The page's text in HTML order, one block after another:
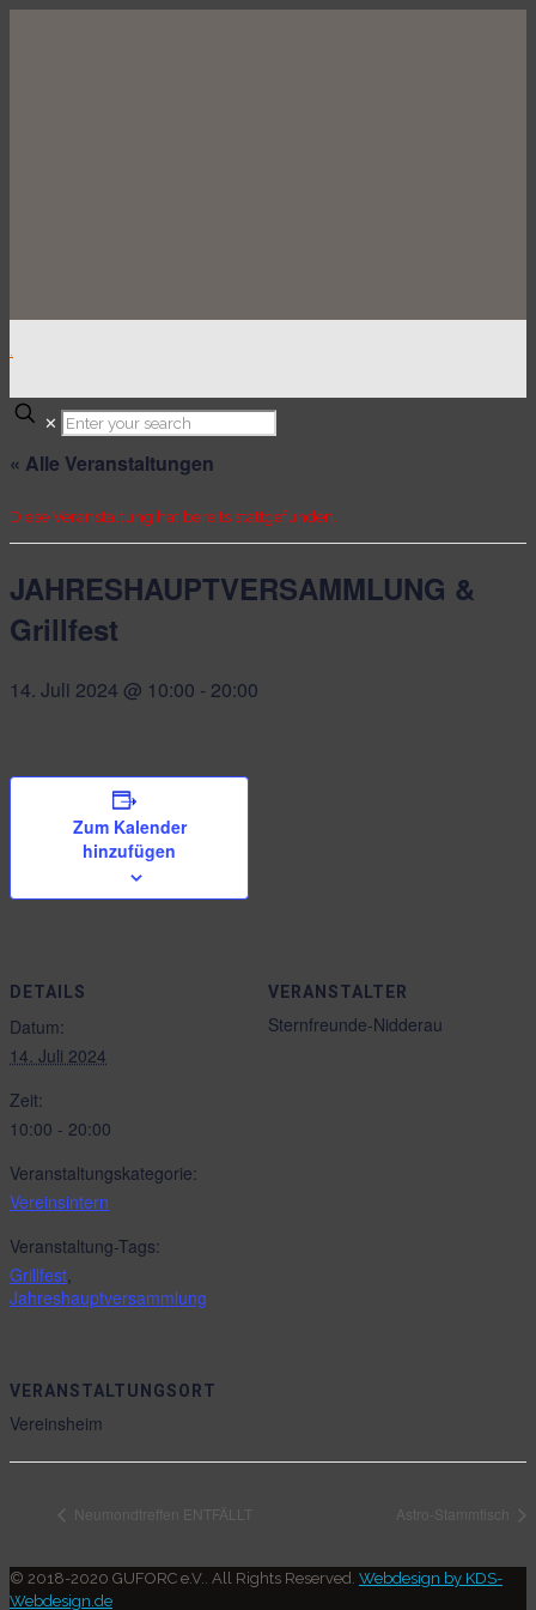
.
✕
« Alle Veranstaltungen
Diese Veranstaltung hat bereits stattgefunden.
JAHRESHAUPTVERSAMMLUNG &
Grillfest
14. Juli 2024 @ 10:00 - 20:00
Zum Kalender
hinzufügen
DETAILS
Datum:
14. Juli 2024
Zeit:
10:00 - 20:00
Veranstaltungskategorie:
Vereinsintern
Veranstaltung-Tags:
Grillfest,
Jahreshauptversammlung
VERANSTALTER
Sternfreunde-Nidderau
VERANSTALTUNGSORT
Vereinsheim
Neumondtreffen ENTFÄLLT Astro-Stammtisch
© 2018-2020 GUFORC e.V.. All Rights Reserved. Webdesign by KDS-
Webdesign.de